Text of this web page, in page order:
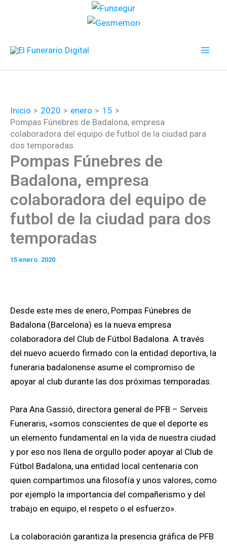
Inicio 2020 enero
15
Pompas Fúnebres de Badalona, empresa
colaboradora del equipo de futbol de la ciudad para
dos temporadas
Pompas Fúnebres de
Badalona, empresa
colaboradora del equipo de
futbol de la ciudad para dos
temporadas
15 enero. 2020
Desde este mes de enero, Pompas Fúnebres de
Badalona (Barcelona) es la nueva empresa
colaboradora del Club de Fútbol Badalona. A través
del nuevo acuerdo firmado con la entidad deportiva, la
funeraria badalonense asume el compromiso de
apoyar al club durante las dos próximas temporadas.
Para Ana Gassió, directora general de PFB – Serveis
Funeraris, «somos conscientes de que el deporte es
un elemento fundamental en la vida de nuestra ciudad
y por eso nos llena de orgullo poder apoyar al Club de
Fútbol Badalona, una entidad local centenaria con
quien compartimos una filosofía y unos valores, como
por ejemplo la importancia del compañerismo y del
trabajo en equipo, el respeto o el esfuerzo».
La colaboración garantiza la presencia gráfica de PFB